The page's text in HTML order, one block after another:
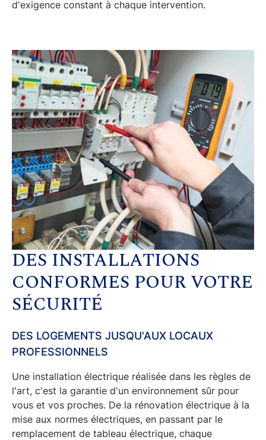
d'exigence constant à chaque intervention.
DES INSTALLATIONS
CONFORMES POUR VOTRE
SÉCURITÉ
DES LOGEMENTS JUSQU'AUX LOCAUX
PROFESSIONNELS
Une installation électrique réalisée dans les règles de
l'art, c'est la garantie d'un environnement sûr pour
vous et vos proches. De la rénovation électrique à la
mise aux normes électriques, en passant par le
remplacement de tableau électrique, chaque